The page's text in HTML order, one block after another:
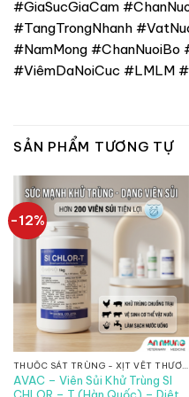
#GiaSucGiaCam
#TangTrongNhanh
#NamMong #ChanNuoiBo
#ViêmDaNoiCuc #LMLM
SẢN PHẨM TƯƠNG TỰ
-12%
THUỐC SÁT TRÙNG - XỊT VẾT THƯƠNG
AVAC – Viên Sủi Khử Trùng SI